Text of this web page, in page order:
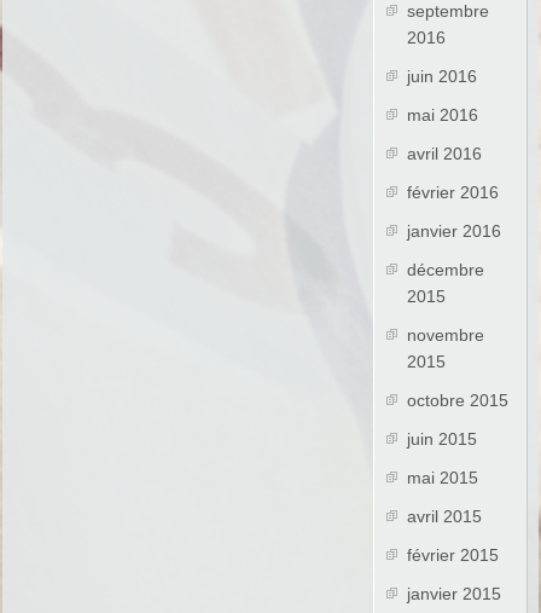
septembre
2016
juin 2016
mai 2016
avril 2016
février 2016
janvier 2016
décembre
2015
novembre
2015
octobre 2015
juin 2015
mai 2015
avril 2015
février 2015
janvier 2015